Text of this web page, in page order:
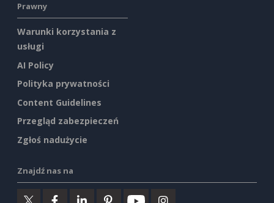
Prawny
Warunki korzystania z
usługi
AI Policy
Polityka prywatności
Content Guidelines
Przegląd zabezpieczeń
Zgłoś nadużycie
Znajdź nas na